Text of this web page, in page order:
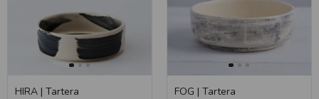
HIRA | Tartera FOG | Tartera